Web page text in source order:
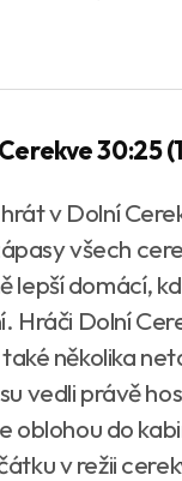
30:25
v Dolní
všech
lepší domácí,
Hráči Dolní
několika
vedli právě
oblohou do
v režii